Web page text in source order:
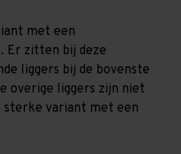
met een
Er zitten bij deze
liggers bij de bovenste
overige liggers zijn niet
variant met een